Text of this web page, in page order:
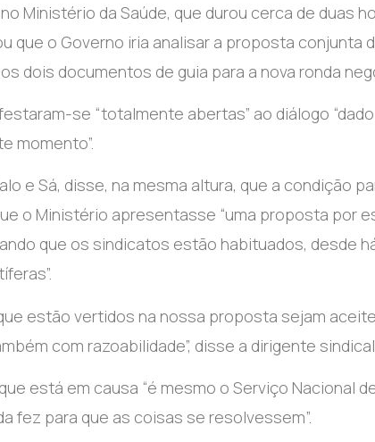
Ministério da Saúde, que durou cerca de duas
que o Governo iria analisar a proposta conjunta
dois documentos de guia para a nova ronda
se “totalmente abertas” ao diálogo
momento”.
e Sá, disse, na mesma altura, que a condição
o Ministério apresentasse “uma proposta por
que os sindicatos estão habituados, desde
estão vertidos na nossa proposta sejam
com razoabilidade”, disse a dirigente
está em causa “é mesmo o Serviço Nacional
fez para que as coisas se resolvessem”.